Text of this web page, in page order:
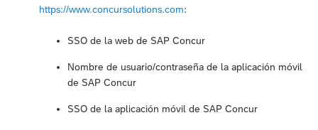
https://www.concursolutions.com:
SSO de la web de SAP Concur
Nombre de usuario/contraseña de la aplicación móvil
de SAP Concur
SSO de la aplicación móvil de SAP Concur